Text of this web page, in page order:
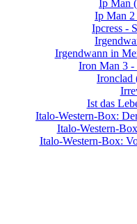
Ip Man
Ip Man 2
Ipcress -
Irgendwann in
Iron Man 3 -
Ironclad
Ist das
Italo-Western-Box:
Italo-Western-
Italo-Western-Box: